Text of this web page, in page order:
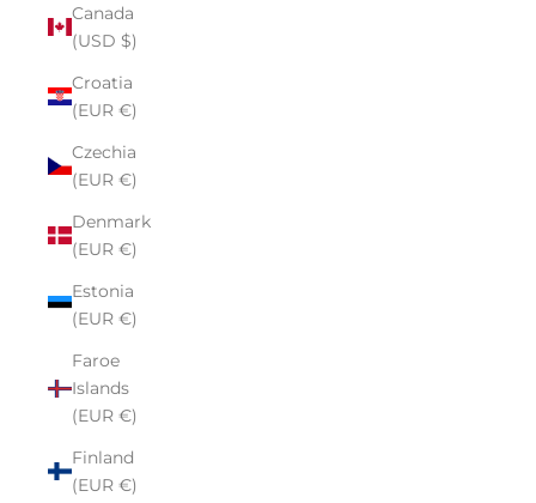
Canada
(USD $)
Croatia
(EUR €)
Czechia
(EUR €)
Denmark
(EUR €)
Estonia
(EUR €)
Faroe
Islands
(EUR €)
Finland
(EUR €)